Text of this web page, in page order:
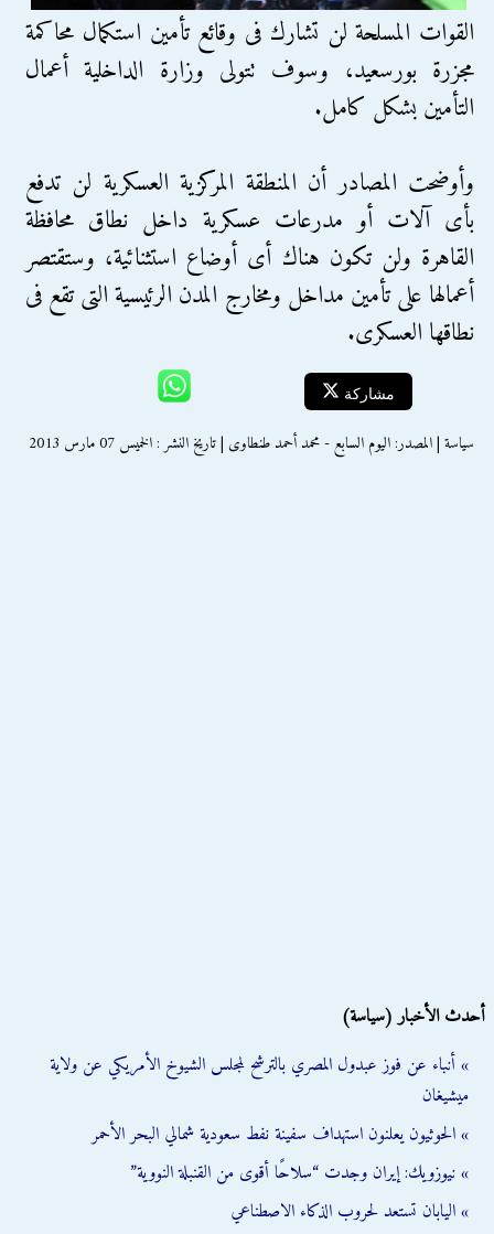
القوات المسلحة لن تشارك فى وقائع تأمين استكمال محاكمة
مجزرة بورسعيد، وسوف تتولى وزارة الداخلية أعمال
التأمين بشكل كامل.
وأوضحت المصادر أن المنطقة المركزية العسكرية لن تدفع
بأى آلات أو مدرعات عسكرية داخل نطاق محافظة
القاهرة ولن تكون هناك أى أوضاع استثنائية، وستقتصر
أعمالها على تأمين مداخل ومخارج المدن الرئيسية التى تقع فى
نطاقها العسكرى.
مشاركة
سياسة | المصدر: اليوم السابع - محمد أحمد طنطاوى | تاريخ النشر : الخميس 07 مارس 2013
أحدث الأخبار (سياسة)
» أنباء عن فوز عبدول المصري بالترشح لمجلس الشيوخ الأمريكي عن ولاية
ميشيغان
» الحوثيون يعلنون استهداف سفينة نفط سعودية شمالي البحر الأحمر
» نيوزويك: إيران وجدت “سلاحًا أقوى من القنبلة النووية”
» اليابان تستعد لحروب الذكاء الاصطناعي